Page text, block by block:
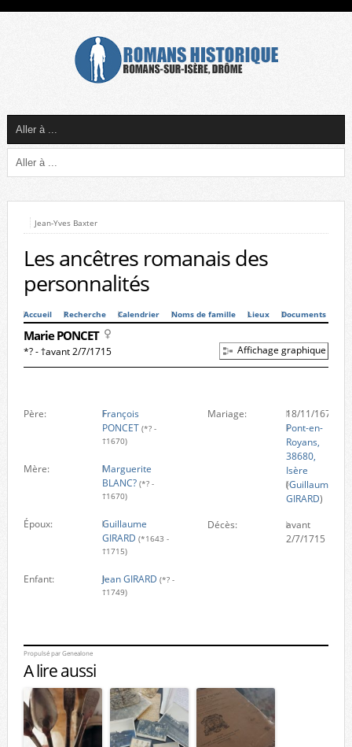
Jean-Yves Baxter
Les ancêtres romanais des
personnalités
Accueil Recherche Calendrier Noms de famille Lieux Documents
Marie PONCET
*? - †avant 2/7/1715 Affichage graphique
Père:
François
PONCET (*? -
†1670)
Mère:
Marguerite
BLANC? (*? -
†1670)
Époux:
Guillaume
GIRARD (*1643 -
†1715)
Enfant:
Jean GIRARD (*? -
†1749)
Mariage:
18/11/1670
Pont-en-
Royans,
38680,
Isère
(Guillaume
GIRARD)
Décès:
avant
2/7/1715
Propulsé par Genealone
A lire aussi